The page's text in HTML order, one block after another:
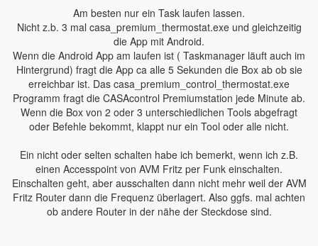
Am besten nur ein Task laufen lassen.
Nicht z.b. 3 mal casa_premium_thermostat.exe und gleichzeitig
die App mit Android.
Wenn die Android App am laufen ist ( Taskmanager läuft auch im
Hintergrund) fragt die App ca alle 5 Sekunden die Box ab ob sie
erreichbar ist. Das casa_premium_control_thermostat.exe
Programm fragt die CASAcontrol Premiumstation jede Minute ab.
Wenn die Box von 2 oder 3 unterschiedlichen Tools abgefragt
oder Befehle bekommt, klappt nur ein Tool oder alle nicht.
Ein nicht oder selten schalten habe ich bemerkt, wenn ich z.B.
einen Accesspoint von AVM Fritz per Funk einschalten.
Einschalten geht, aber ausschalten dann nicht mehr weil der AVM
Fritz Router dann die Frequenz überlagert. Also ggfs. mal achten
ob andere Router in der nähe der Steckdose sind.